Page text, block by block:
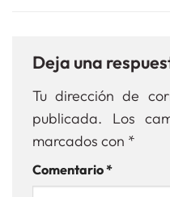
Deja una
Tu dirección de
publicada.
Los
marcados con *
Comentario*